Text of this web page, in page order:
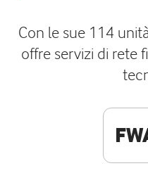
Con le sue 114
offre servizi di rete